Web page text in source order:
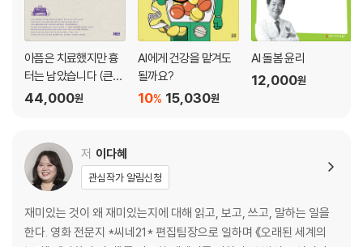
아픔은 치료했지만 흉
터는 남았습니다 (큰글
자책)
44,000원
AI에게 건강을 맡겨도
될까요?
15,030원
10%
AI 돌봄 윤리
12,000원
저 이다혜
관심작가 알림신청
재미있는 것이 왜 재미있는지에 대해 읽고, 보고, 쓰고, 말하는 일을
한다. 영화 전문지 *씨네21* 편집팀장으로 일하며 《오래된 세계의